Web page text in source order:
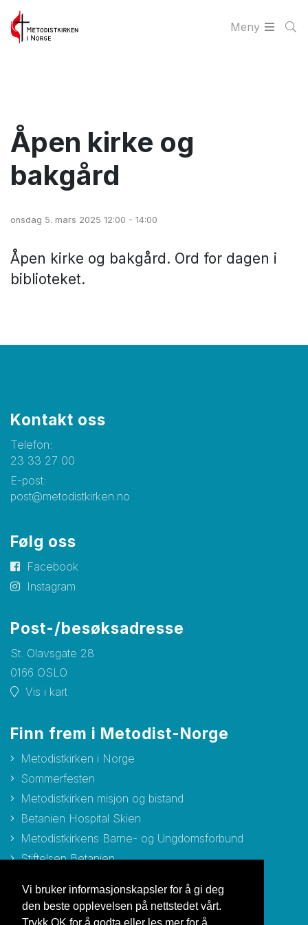
Vi bruker informasjonskapsler for å gi deg
den beste opplevelsen på nettstedet vårt.
Meny
Åpen kirke og
bakgård
onsdag 5. mars 2025 12:00 - 14:00
Åpen kirke og bakgård. Ord for dagen i
biblioteket.
Kontakt oss
Telefon:
23 33 27 00
E-post:
post@metodistkirken.no
Følg oss
Facebook
Instagram
Post-/besøksadresse
St. Olavsgate 28
0166 OSLO
Vis i kart
Finn frem i Metodist-Norge
Metodistkirken i Norge
Sommerfesten
Metodistkirken misjon og bistand
Betanien Hospital Skien
Metodistkirkens Barne- og Ungdomsforbund
Stiftelsen Betanien